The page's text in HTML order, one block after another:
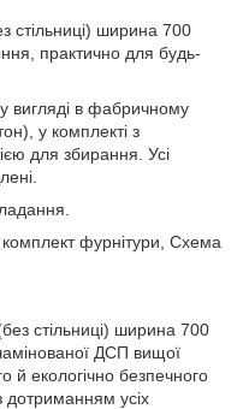
стільниці) ширина 700
практично для будь-
вигляді в фабричному
у комплекті з
для збирання. Усі
фурнітури, Схема
стільниці) ширина 700
ДСП вищої
й екологічно безпечного
дотриманням усіх